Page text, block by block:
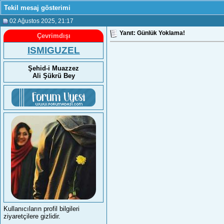
Tekil mesaj gösterimi
02 Ağustos 2025 , 21:17
Çevrimdışı
ISMIGUZEL
Şehid-i Muazzez
Ali Şükrü Bey
Kullanıcıların profil bilgileri
ziyaretçilere gizlidir.
Yanıt: Günlük Yoklama!